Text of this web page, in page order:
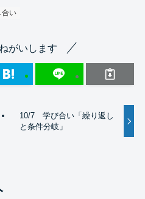
合い
がいします
10/7 学び合い「繰り返し
と条件分岐」